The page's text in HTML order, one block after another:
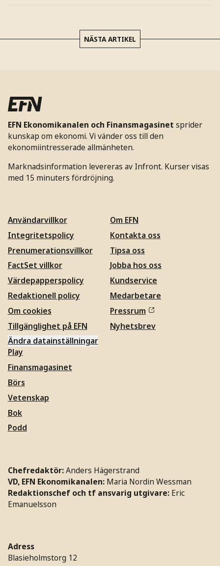
NÄSTA ARTIKEL
EFN Ekonomikanalen och Finansmagasinet sprider
kunskap om ekonomi. Vi vänder oss till den
ekonomiintresserade allmänheten.
Marknadsinformation levereras av Infront. Kurser visas
med 15 minuters fördröjning.
Användarvillkor
Integritetspolicy
Prenumerationsvillkor
FactSet villkor
Värdepapperspolicy
Redaktionell policy
Om cookies
Tillgänglighet på EFN
Ändra datainställningar
Om EFN
Kontakta oss
Tipsa oss
Jobba hos oss
Kundservice
Medarbetare
Pressrum
Nyhetsbrev
Play
Finansmagasinet
Börs
Vetenskap
Bok
Podd
Chefredaktör:Anders Hägerstrand
VD, EFN Ekonomikanalen: Maria Nordin Wessman
Redaktionschef och tf ansvarig utgivare: Eric
Emanuelsson
Adress
Blasieholmstorg 12